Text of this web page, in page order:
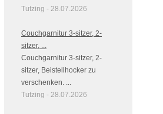
Tutzing - 28.07.2026
Couchgarnitur 3-sitzer, 2-
sitzer, ...
Couchgarnitur 3-sitzer, 2-
sitzer, Beistellhocker zu
verschenken. ...
Tutzing - 28.07.2026